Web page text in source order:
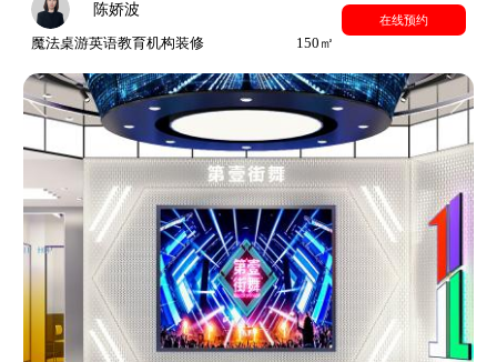
陈娇波
魔法桌游英语教育机构装修 150㎡
在线预约